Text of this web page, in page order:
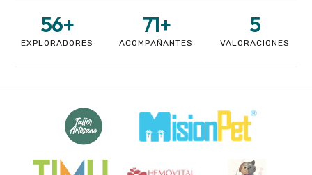
EXPLORADORES
56+
ACOMPAÑANTES
71+
VALORACIONES
5